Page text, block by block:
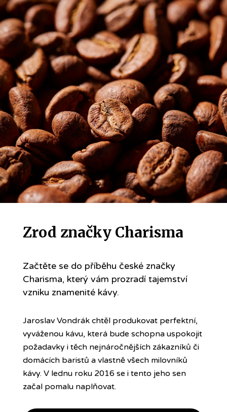
Zrod značky Charisma
Začtěte se do příběhu české značky
Charisma, který vám prozradí tajemství
vzniku znamenité kávy.
Jaroslav Vondrák chtěl produkovat perfektní,
vyváženou kávu, která bude schopna uspokojit
požadavky i těch nejnáročnějších zákazníků či
domácích baristů a vlastně všech milovníků
kávy. V lednu roku 2016 se i tento jeho sen
začal pomalu naplňovat.